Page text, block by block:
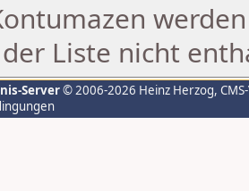
Liste nicht
Server© 2006-2026 Heinz Herzog,